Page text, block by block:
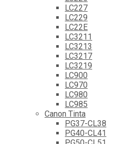
LC227
LC229
LC22E
LC3211
LC3213
LC3217
LC3219
LC900
LC970
LC980
LC985
Canon Tinta
PG37-CL38
PG40-CL41